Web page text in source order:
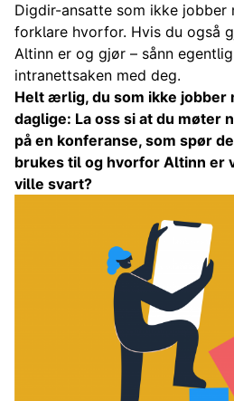
Digdir-ansatte som ikke jobber
forklare hvorfor. Hvis du også
Altinn er og gjør – sånn
intranettsaken med deg.
Helt ærlig, du som ikke jobber
daglige: La oss si at du møter
på en konferanse, som spør
brukes til og hvorfor Altinn er
ville svart?